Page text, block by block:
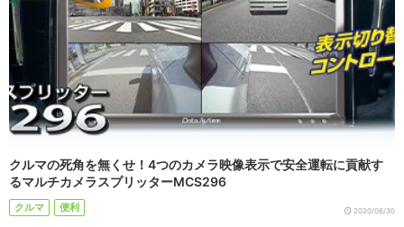
クルマの死角を無くせ！4つのカメラ映像表示で安全運転に貢献す
るマルチカメラスプリッターMCS296
クルマ 便利 2020/06/30